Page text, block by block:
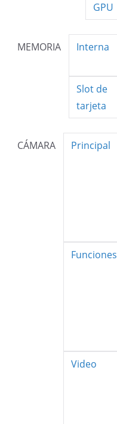
GPU
MEMORIA Interna
Slot de
tarjeta
CÁMARA Principal
Funciones
Video